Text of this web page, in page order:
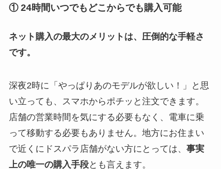
① 24時間いつでもどこからでも購入可能
ネット購入の最大のメリットは、圧倒的な手軽さ
です。
深夜2時に「やっぱりあのモデルが欲しい！」と思
い立っても、スマホからポチッと注文できます。
店舗の営業時間を気にする必要もなく、電車に乗
って移動する必要もありません。地方にお住まい
で近くにドスパラ店舗がない方にとっては、 事実
上の唯一の購入手段とも言えます。